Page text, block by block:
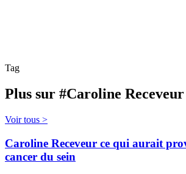
Tag
Plus sur #Caroline Receveur
Voir tous >
Caroline Receveur ce qui aurait
cancer du sein